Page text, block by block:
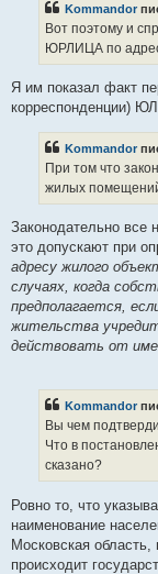
Kommandor
Вот поэтому и
ЮРЛИЦА по
Я им показал факт
корреспонденции)
Kommandor
При том что
жилых
Законодательно все
это допускают при
адресу жилого
случаях, когда
предполагается,
жительства
действовать от
Kommandor
Вы чем
Что в
сказано?
Ровно то, что
наименование
Московская
происходит